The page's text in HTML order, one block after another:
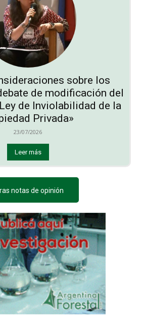
sobre los
de modificación del
de Inviolabilidad de la
Privada»
23/07/2026
Leer más
notas de opinión